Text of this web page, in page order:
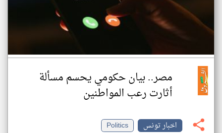
مصر.. بيان حكومي يحسم مسألة
أثارت رعب المواطنين
اخبار تونس
Politics